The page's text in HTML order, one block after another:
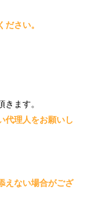
さい。
ます。
代理人をお願いし
えない場合がござ